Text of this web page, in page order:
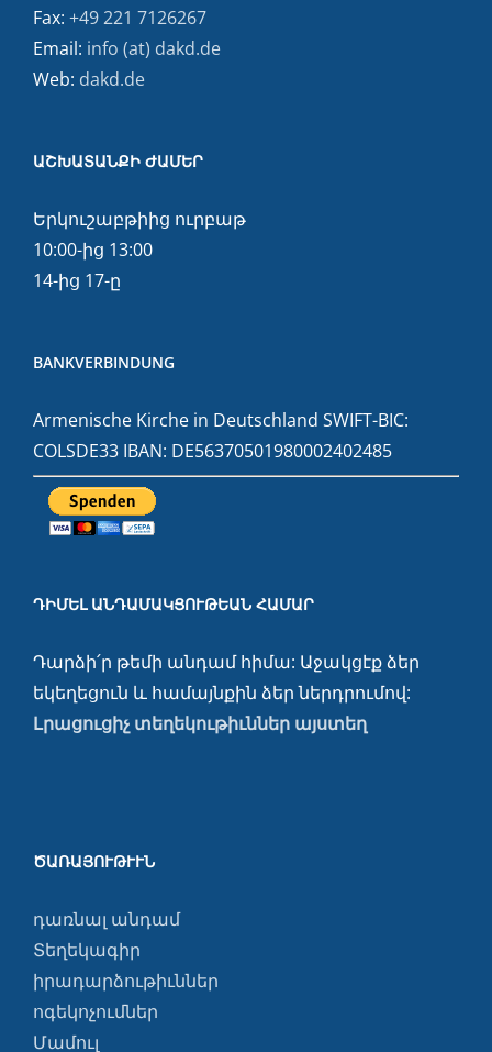
Fax: +49 221 7126267
Email: info (at) dakd.de
Web: dakd.de
ԱՇԽԱՏԱՆՔԻ ԺԱՄԵՐ
Երկուշաբթիից ուրբաթ
10:00-ից 13:00
14-ից 17-ը
BANKVERBINDUNG
Armenische Kirche in Deutschland SWIFT-BIC:
COLSDE33 IBAN: DE56370501980002402485
ԴԻՄԵԼ ԱՆԴԱՄԱԿՑՈՒԹԵԱՆ ՀԱՄԱՐ
Դարձի՛ր թեմի անդամ հիմա: Աջակցէք ձեր
եկեղեցուն և համայնքին ձեր ներդրումով:
Լրացուցիչ տեղեկութիւններ այստեղ
ԾԱՌԱՅՈՒԹՒՒՆ
դառնալ անդամ
Տեղեկագիր
իրադարձութիւններ
ոգեկոչումներ
Մամուլ